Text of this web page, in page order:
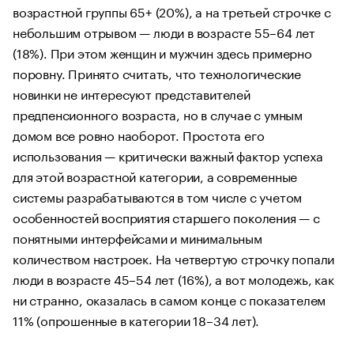
возрастной группы 65+ (20%), а на третьей строчке с
небольшим отрывом — люди в возрасте 55–64 лет
(18%). При этом женщин и мужчин здесь примерно
поровну. Принято считать, что технологические
новинки не интересуют представителей
предпенсионного возраста, но в случае с умным
домом все ровно наоборот. Простота его
использования — критически важный фактор успеха
для этой возрастной категории, а современные
системы разрабатываются в том числе с учетом
особенностей восприятия старшего поколения — с
понятными интерфейсами и минимальным
количеством настроек. На четвертую строчку попали
люди в возрасте 45–54 лет (16%), а вот молодежь, как
ни странно, оказалась в самом конце с показателем
11% (опрошенные в категории 18–34 лет).